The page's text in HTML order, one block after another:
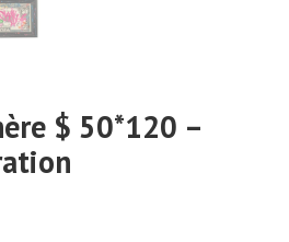
$ 50*120 –